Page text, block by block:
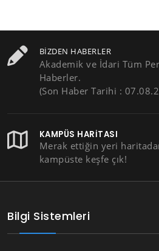
BIZDEN HABERLER
Akademik ve İdari Tüm
Haberler.
(Son Haber Tarihi :
KAMPÜS HARITASI
Merak ettiğin yeri
kampüste keşfe çık!
Bilgi Sistemleri